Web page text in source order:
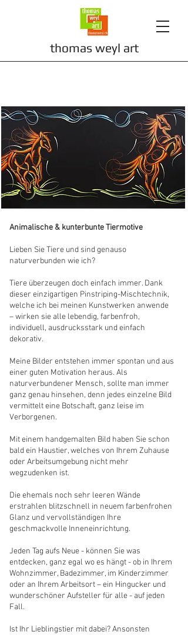
thomas weyl art
Animalische & kunterbunte Tiermotive
Lieben Sie Tiere und sind genauso
naturverbunden wie ich?
Tiere überzeugen doch einfach immer. Dank
dieser einzigartigen Pinstriping-Mischtechnik,
welche ich bei meinen Kunstwerken anwende
– wirken sie alle lebendig, farbenfroh,
individuell, ausdrucksstark und einfach
dekorativ.
Meine Bilder entstehen immer spontan und aus
einer guten Motivation heraus. Als
naturverbundener Mensch, sollte man immer
ganz genau hinsehen, denn jedes einzelne Bild
vermittelt eine Botschaft, ganz leise im
Verborgenen.
Mit einem handgemalten Bild haben Sie schon
bald ein Haustier, welches von Ihrem Zuhause
oder Arbeitsumgebung nicht mehr
wegzudenken ist.
Die ehemals noch sehr leeren Wände
erstrahlen blitzschnell in neuem farbenfrohen
Glanz und vervollständigen Ihre
geschmackvolle Inneneinrichtung.
Jeden Tag aufs Neue - können Sie was
entdecken, ganz egal wo es hängt - ob in Ihrem
Wohnzimmer, Badezimmer, im Kinderzimmer
oder an Ihrem Arbeitsort – ein Hingucker und
wunderschöner Aufsteller für alle - auf jeden
Fall.
Ist Ihr Lieblingstier mit dabei? Ansonsten